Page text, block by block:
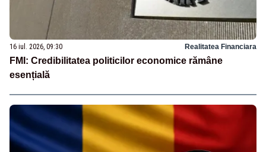
16 iul. 2026, 09:30 Realitatea Financiara
FMI: Credibilitatea politicilor economice rămâne
esențială